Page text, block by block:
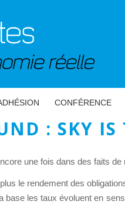
CONFÉRENCE
: SKY
une fois dans des faits de
le rendement des
base les taux évoluent en